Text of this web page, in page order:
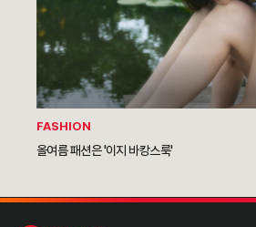
FASHION
올여름 패션은 '이지 바캉스룩'